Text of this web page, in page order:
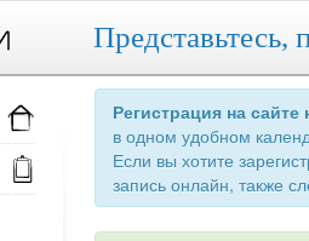
Представьтесь,
Регистрация на
в одном удобном
Если вы хотите
запись онлайн, также